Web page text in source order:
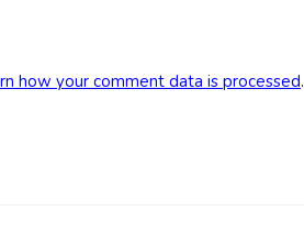
how your comment data is processed.